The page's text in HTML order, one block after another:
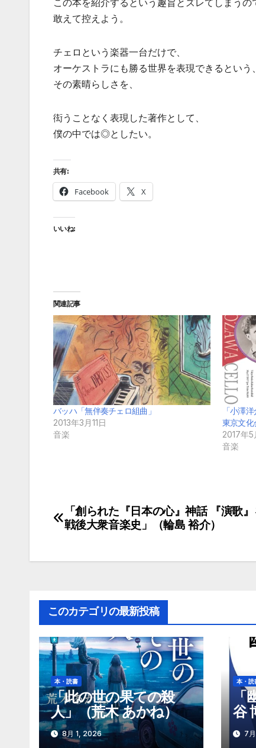
この本を紹介するという趣旨とズレてしまうの
敢えて控えよう。
チェロという楽器一台だけで、
オーケストラにも勝る世界を表現できるという、
その素晴らしさを、
衒うことなく表現した著作として、
僕の中では◎としたい。
共有:
Facebook X
いいね:
関連記事
バッハ「無伴奏チェロ組曲」
2013年3月11日
音楽
「小澤
東京文化
2017年5
音楽
投
ナ
ゲ
ー
シ
ョ
ン
「創られた『日本の心』神話 『演歌
戦後大衆音楽史」（輪島 裕介）
このカテゴリの最新投稿
本・読書
「此の世の果ての殺
人」（荒木 あかね）
8月 1, 2026
本・読
谷
7